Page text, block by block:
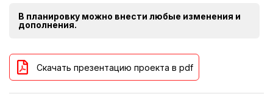
В планировку можно внести любые изменения и
дополнения.
Скачать презентацию проекта в pdf